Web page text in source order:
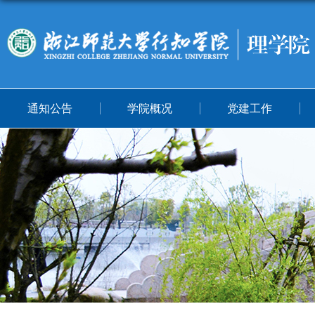
通知公告 学院概况 党建工作